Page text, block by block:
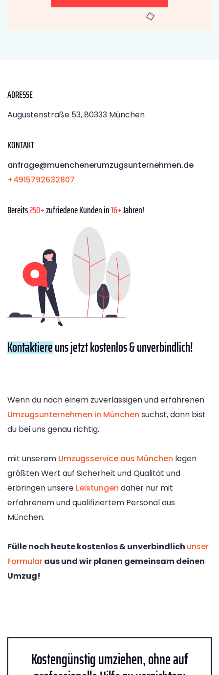
ADRESSE
Augustenstraße 53, 80333 München
KONTAKT
anfrage@muenchenerumzugsunternehmen.de
+4915792632807
Bereits250+zufriedene Kunden in16+Jahren!
Kontaktiereuns jetzt kostenlos & unverbindlich!
Wenn du nach einem zuverlässigen und erfahrenen
Umzugsunternehmen in München suchst, dann bist
du bei uns genau richtig.
mit unserem Umzugsservice aus München legen
größten Wert auf Sicherheit und Qualität und
erbringen unsere Leistungen daher nur mit
erfahrenem und qualifiziertem Personal aus
München.
Fülle noch heute kostenlos & unverbindlich unser
Formularaus und wir planen gemeinsam deinen
Umzug!
Kostengünstig umziehen, ohne auf